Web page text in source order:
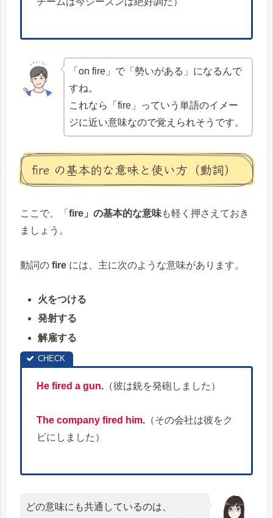
「on fire」で「勢いがある」になるんで
すね。
これなら「fire」っていう単語のイメー
ジに近い意味なので覚えられそうです。
fire の基本的な意味と使い方（動詞）
ここで、「 fire」の基本的な意味も軽く押さえておき
ましょう。
動詞の fire には、主に次のような意味があります。
火をつける
発射する
解雇する
He fired a gun. （彼は銃を発砲しました）
The company fired him. （その会社は彼をク
ビにしました）
どの意味にも共通しているのは、